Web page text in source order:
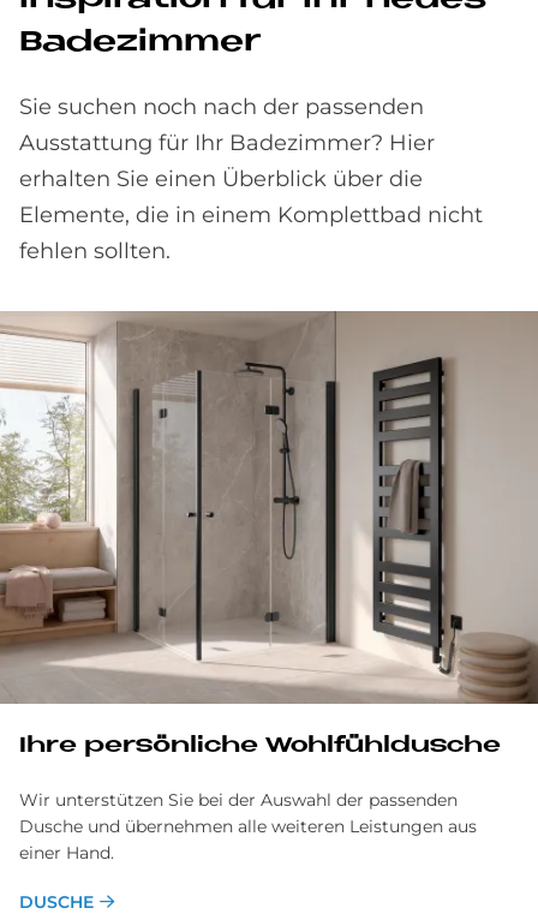
Ba­de­zim­mer
Sie suchen noch nach der passenden
Ausstattung für Ihr Badezimmer? Hier
erhalten Sie einen Überblick über die
Elemente, die in einem Komplettbad nicht
fehlen sollten.
Ihre per­sön­li­che Wohl­fühl­du­sche
Wir unterstützen Sie bei der Auswahl der passenden
Dusche und übernehmen alle weiteren Leistungen aus
einer Hand.
DUSCHE